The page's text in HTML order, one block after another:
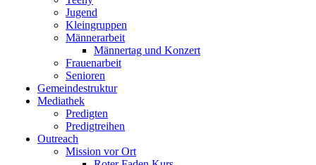
Jugend
Kleingruppen
Männerarbeit
Männertag und Konzert
Frauenarbeit
Senioren
Gemeindestruktur
Mediathek
Predigten
Predigtreihen
Outreach
Mission vor Ort